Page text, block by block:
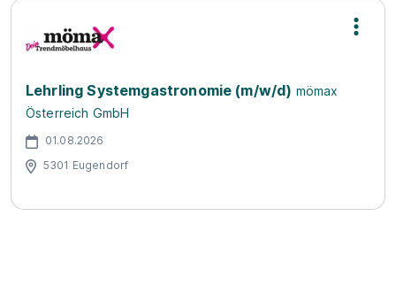
Lehrling Systemgastronomie (m/w/d) mömax
Österreich GmbH
01.08.2026
5301 Eugendorf